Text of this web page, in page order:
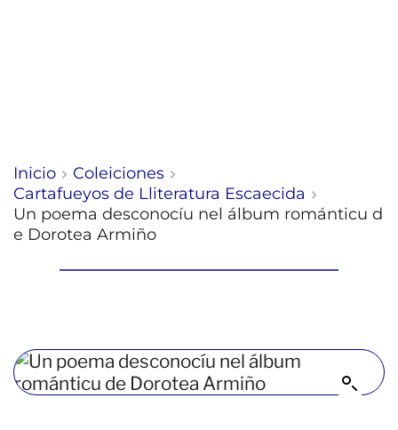
Inicio
Coleiciones
Cartafueyos de Lliteratura Escaecida
Un poema desconocíu nel álbum románticu d
e Dorotea Armiño